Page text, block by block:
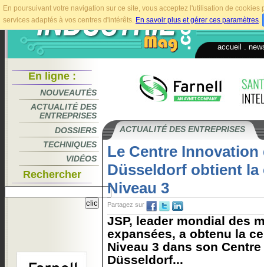
En poursuivant votre navigation sur ce site, vous acceptez l'utilisation de
services adaptés à vos centres d'intérêts. En savoir plus et gérer ces paramètres.
accueil
En ligne :
NOUVEAUTÉS
ACTUALITÉ DES
ENTREPRISES
DOSSIERS
TECHNIQUES
VIDÉOS
Rechercher
ACTUALITÉ DES ENTREPRISES
Le Centre Innovation
Düsseldorf obtient
Niveau 3
Partagez sur
JSP, leader mondial des
expansées, a obtenu la
Niveau 3 dans son
Düsseldorf...